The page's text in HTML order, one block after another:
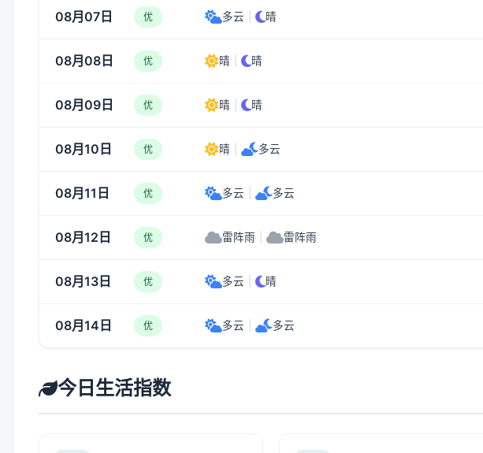
08月07日 优 多云 晴
08月08日 优 晴 晴
08月09日 优 晴 晴
08月10日 优 晴 多云
08月11日 优 多云 多云
08月12日 优 雷阵雨 雷阵雨
08月13日 优 多云 晴
08月14日 优 多云 多云
今日生活指数